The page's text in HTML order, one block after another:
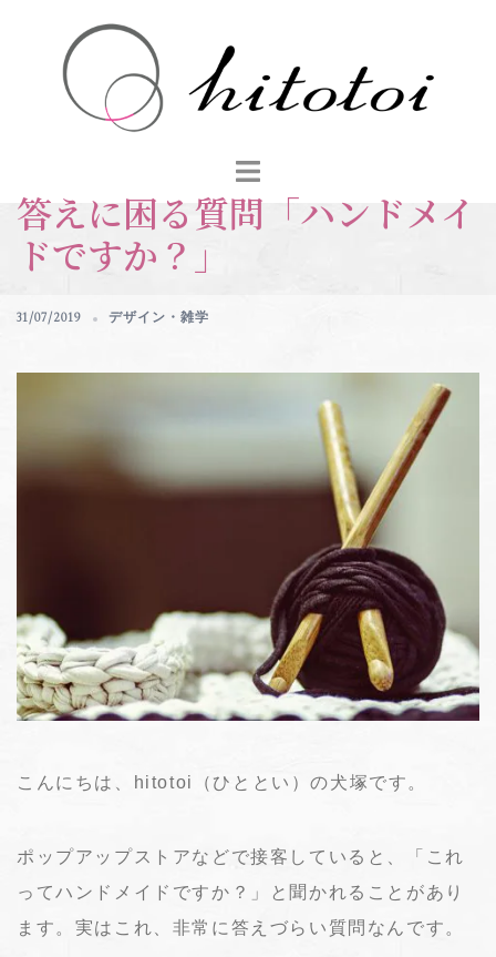
答えに困る質問「ハンドメイ
ドですか？」
31/07/2019 デザイン・雑学
こんにちは、hitotoi（ひととい）の犬塚です。
ポップアップストアなどで接客していると、「これ
ってハンドメイドですか？」と聞かれることがあり
ます。実はこれ、非常に答えづらい質問なんです。